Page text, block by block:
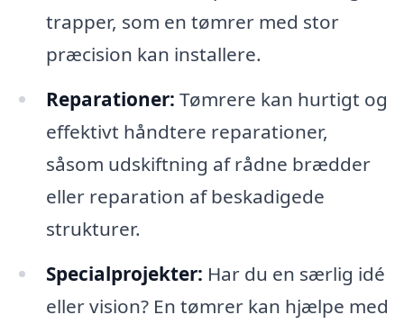
trapper, som en tømrer med stor
præcision kan installere.
Reparationer: Tømrere kan hurtigt og
effektivt håndtere reparationer,
såsom udskiftning af rådne brædder
eller reparation af beskadigede
strukturer.
Specialprojekter: Har du en særlig idé
eller vision? En tømrer kan hjælpe med